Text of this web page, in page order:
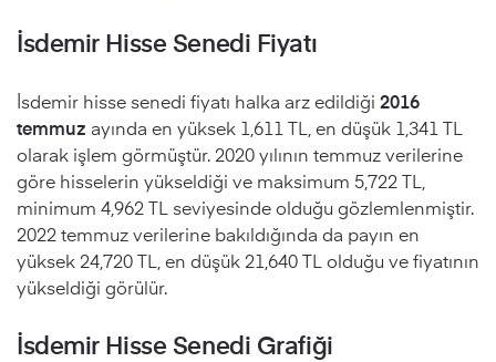
İsdemir Hisse Senedi Fiyatı
İsdemir hisse senedi fiyatı halka arz edildiği 2016
temmuz ayında en yüksek 1,611 TL, en düşük 1,341 TL
olarak işlem görmüştür. 2020 yılının temmuz verilerine
göre hisselerin yükseldiği ve maksimum 5,722 TL,
minimum 4,962 TL seviyesinde olduğu gözlemlenmiştir.
2022 temmuz verilerine bakıldığında da payın en
yüksek 24,720 TL, en düşük 21,640 TL olduğu ve fiyatının
yükseldiği görülür.
İsdemir Hisse Senedi Grafiği